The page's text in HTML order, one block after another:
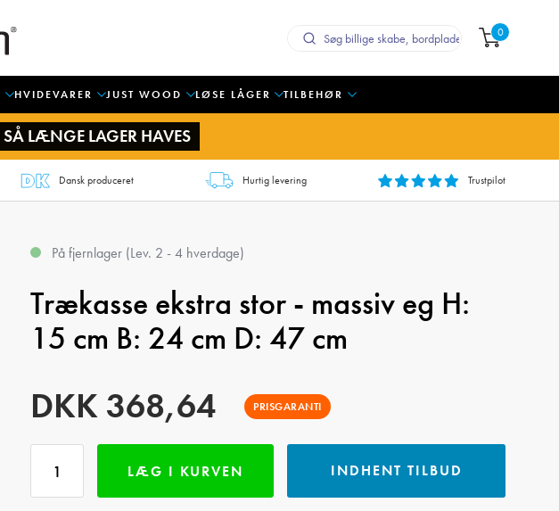
0
HVIDEVARER JUST WOOD LØSE LÅGER TILBEHØR
SÅ LÆNGE LAGER HAVES
Dansk produceret Hurtig levering Trustpilot
På fjernlager (Lev. 2 - 4 hverdage)
Trækasse ekstra stor - massiv eg H:
15 cm B: 24 cm D: 47 cm
DKK 368,64 PRISGARANTI
LÆG I KURVEN INDHENT TILBUD